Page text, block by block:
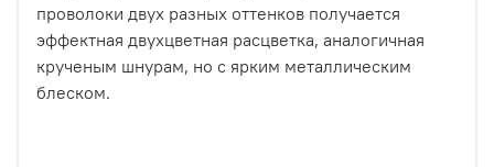
проволоки двух разных оттенков получается
эффектная двухцветная расцветка, аналогичная
крученым шнурам, но с ярким металлическим
блеском.